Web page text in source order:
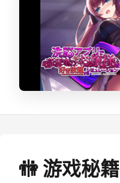
🚻 游戏秘籍